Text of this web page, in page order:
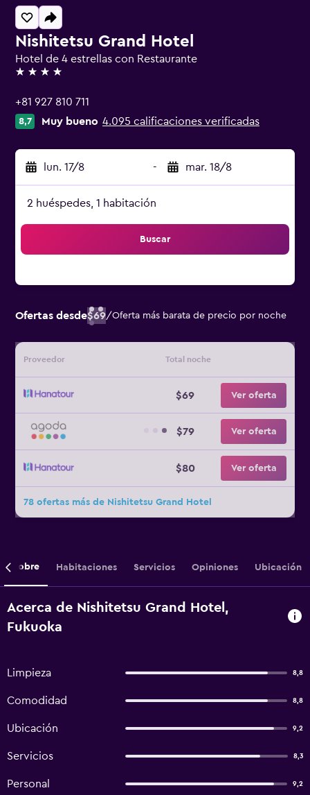
Nishitetsu Grand Hotel
Hotel de 4 estrellas con Restaurante
4 estrellas
+81 927 810 711
8,7 Muy bueno 4.095 calificaciones verificadas
lun. 17/8 - mar. 18/8
2 huéspedes, 1 habitación
Buscar
Ofertas desde$69/Oferta más barata de precio por noche
Proveedor Total noche
$69 Ver oferta
$79 Ver oferta
$80 Ver oferta
78 ofertas más de Nishitetsu Grand Hotel
Sobre Habitaciones Servicios Opiniones Ubicación
Acerca de Nishitetsu Grand Hotel,
Fukuoka
Limpieza 8,8
Comodidad 8,8
Ubicación 9,2
Servicios 8,3
Personal 9,2